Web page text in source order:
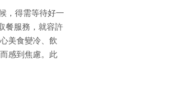
，得需等待好一
餐服務，就容許
美食變冷、飲
感到焦慮。此